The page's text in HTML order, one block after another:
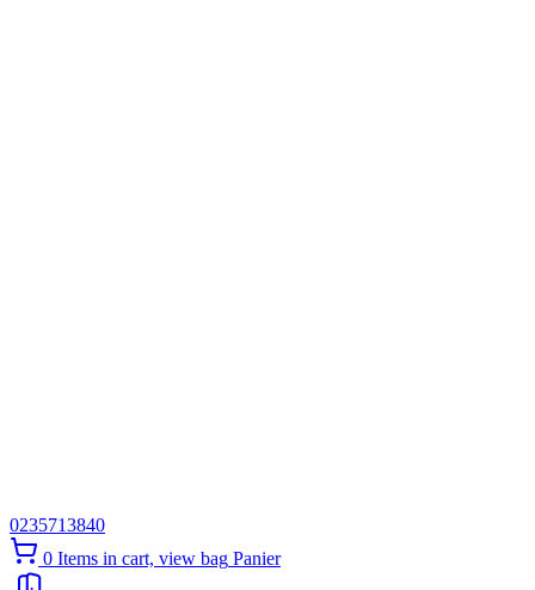
0235713840
0 Items in cart, view bag Panier